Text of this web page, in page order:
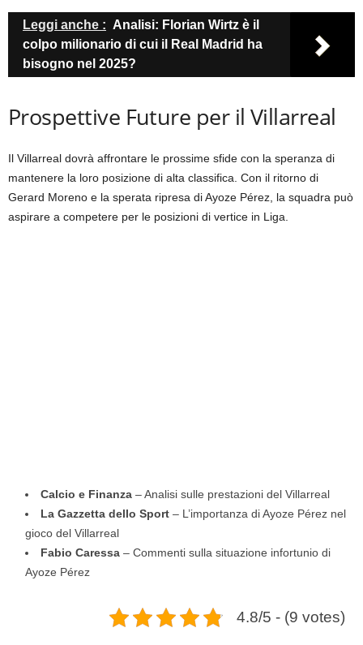
Leggi anche : Analisi: Florian Wirtz è il
colpo milionario di cui il Real Madrid ha
bisogno nel 2025?
Prospettive Future per il Villarreal
Il Villarreal dovrà affrontare le prossime sfide con la speranza di
mantenere la loro posizione di alta classifica. Con il ritorno di
Gerard Moreno e la sperata ripresa di Ayoze Pérez, la squadra può
aspirare a competere per le posizioni di vertice in Liga.
Calcio e Finanza – Analisi sulle prestazioni del Villarreal
La Gazzetta dello Sport – L’importanza di Ayoze Pérez nel
gioco del Villarreal
Fabio Caressa – Commenti sulla situazione infortunio di
Ayoze Pérez
4.8/5 - (9 votes)